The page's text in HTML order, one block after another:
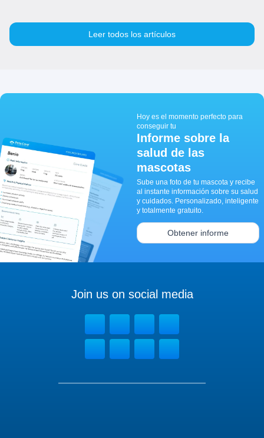
Leer todos los artículos
Hoy es el momento perfecto para
conseguir tu
Informe sobre la
salud de las
mascotas
Sube una foto de tu mascota y recibe
al instante información sobre su salud
y cuidados. Personalizado, inteligente
y totalmente gratuito.
Obtener informe
Join us on social media